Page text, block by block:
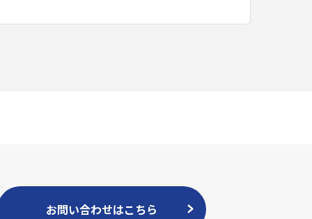
お問い合わせはこちら